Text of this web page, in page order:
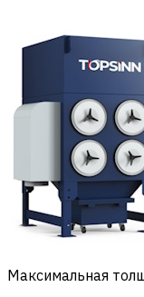
Максимальная